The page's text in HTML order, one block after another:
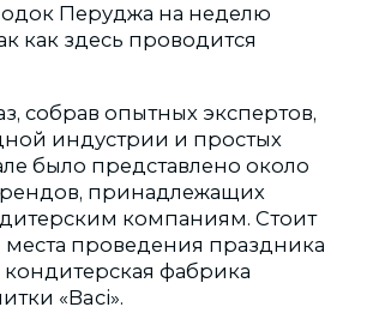
Перуджа на неделю
как здесь проводится
собрав опытных экспертов,
индустрии и простых
было представлено около
принадлежащих
компаниям. Стоит
места проведения праздника
фабрика
«Baci».